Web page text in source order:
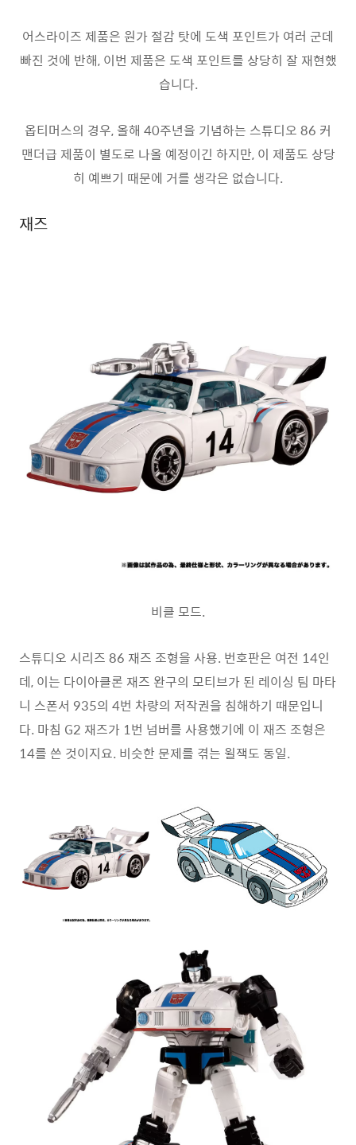
어스라이즈 제품은 원가 절감 탓에 도색 포인트가 여러 군데
빠진 것에 반해, 이번 제품은 도색 포인트를 상당히 잘 재현했
습니다.
옵티머스의 경우, 올해 40주년을 기념하는 스튜디오 86 커
맨더급 제품이 별도로 나올 예정이긴 하지만, 이 제품도 상당
히 예쁘기 때문에 거를 생각은 없습니다.
재즈
비클 모드.
스튜디오 시리즈 86 재즈 조형을 사용. 번호판은 여전 14인
데, 이는 다이아클론 재즈 완구의 모티브가 된 레이싱 팀 마타
니 스폰서 935의 4번 차량의 저작권을 침해하기 때문입니
다. 마침 G2 재즈가 1번 넘버를 사용했기에 이 재즈 조형은
14를 쓴 것이지요. 비슷한 문제를 겪는 윌잭도 동일.